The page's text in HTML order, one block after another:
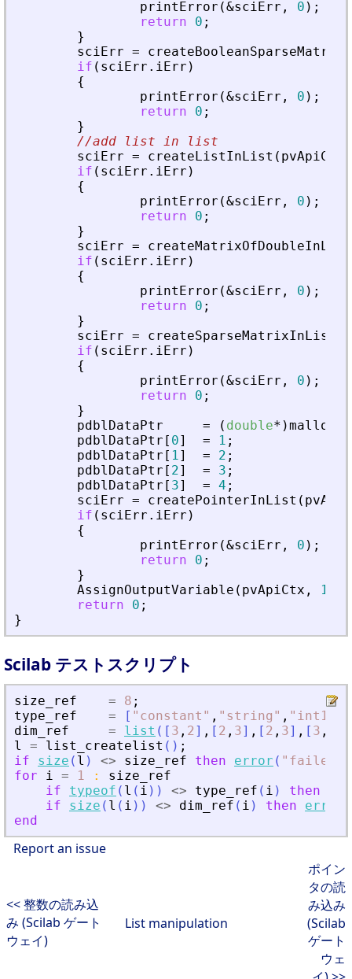
printError (&sciErr , 0 ) ;
return
0 ;
}
sciErr =
if ( sciErr . iErr )
{
printError (&sciErr , 0 ) ;
return
0 ;
}
//add list in list
sciErr = createListInList ( pvApiCtx
if ( sciErr . iErr )
{
printError (&sciErr , 0 ) ;
return
0 ;
}
sciErr =
createMatrixOfDoubleInList
if ( sciErr . iErr )
{
printError (&sciErr , 0 ) ;
return
0 ;
}
sciErr = createSparseMatrixInList
if ( sciErr . iErr )
{
printError (&sciErr , 0 ) ;
return
0 ;
}
pdblDataPtr
= ( double* )malloc
pdblDataPtr [ 0] = 1 ;
pdblDataPtr [ 1] = 2 ;
pdblDataPtr [ 2] = 3 ;
pdblDataPtr [ 3] = 4 ;
sciErr = createPointerInList (
if ( sciErr . iErr )
{
printError (&sciErr , 0 ) ;
return
0 ;
}
AssignOutputVariable ( pvApiCtx , 1
return
0 ;
}
Scilab テストスクリプト
size_ref = 8 ;
type_ref
= [ " constant " , " string " , " int16
dim_ref
= list ( [ 3 , 2] , [ 2 , 3] , [ 2 , 3] , [ 3 ,
l
= list_createlist ( ) ;
if
size ( l ) <> size_ref then error ( " failed
for
i = 1 :
size_ref
if
typeof ( l ( i ) ) <> type_ref ( i ) then
if
size ( l ( i ) ) <> dim_ref ( i ) then error
end
Report an issue
<< 整数の読み込
み (Scilab ゲート
ウェイ)
List manipulation
ポイン
タの読
み込み
(Scilab
ゲート
ウェ